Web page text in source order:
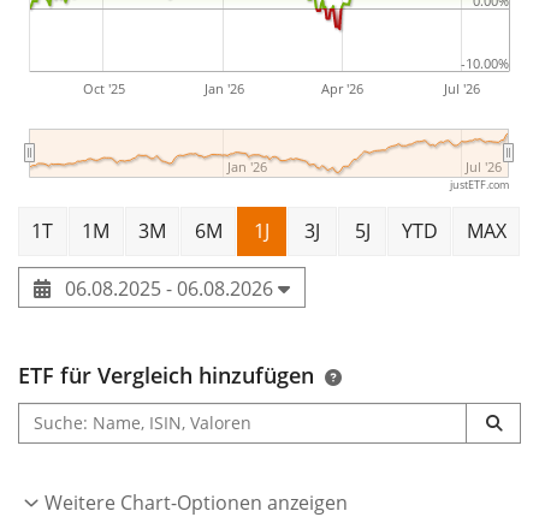
Oct '25 Jan '26 Apr '26 Jul '26
Jan '26 Jul '26
-10.00%
justETF.com
1T 1M 3M 6M 1J 3J 5J YTD MAX
06.08.2025 - 06.08.2026
ETF für Vergleich hinzufügen
Weitere Chart-Optionen anzeigen